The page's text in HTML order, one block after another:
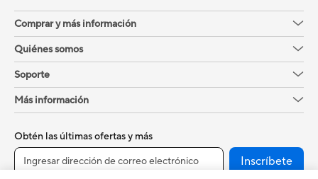
Comprar y más información
Quiénes somos
Soporte
Más información
Obtén las últimas ofertas y más
Inscríbete